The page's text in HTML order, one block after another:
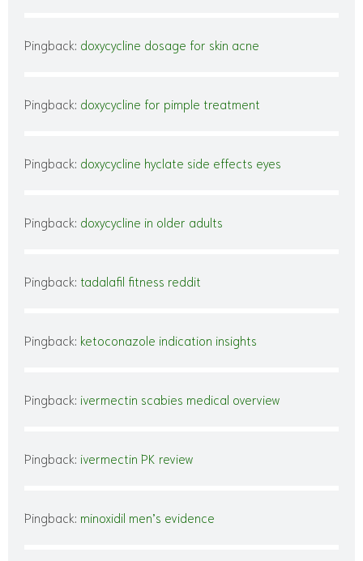
Pingback: doxycycline dosage for skin acne
Pingback: doxycycline for pimple treatment
Pingback: doxycycline hyclate side effects eyes
Pingback: doxycycline in older adults
Pingback: tadalafil fitness reddit
Pingback: ketoconazole indication insights
Pingback: ivermectin scabies medical overview
Pingback: ivermectin PK review
Pingback: minoxidil men’s evidence